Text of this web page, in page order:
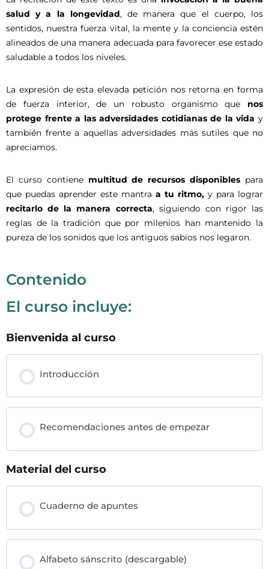
salud y a la longevidad, de manera que el cuerpo, los
sentidos, nuestra fuerza vital, la mente y la conciencia estén
alineados de una manera adecuada para favorecer ese estado
saludable a todos los niveles.
La expresión de esta elevada petición nos retorna en forma
de fuerza interior, de un robusto organismo que nos
protege frente a las adversidades cotidianas de la vida y
también frente a aquellas adversidades más sutiles que no
apreciamos.
El curso contiene multitud de recursos disponibles para
que puedas aprender este mantra a tu ritmo, y para lograr
recitarlo de la manera correcta, siguiendo con rigor las
reglas de la tradición que por milenios han mantenido la
pureza de los sonidos que los antiguos sabios nos legaron.
Contenido
El curso incluye:
Bienvenida al curso
Introducción
Recomendaciones antes de empezar
Material del curso
Cuaderno de apuntes
Alfabeto sánscrito (descargable)